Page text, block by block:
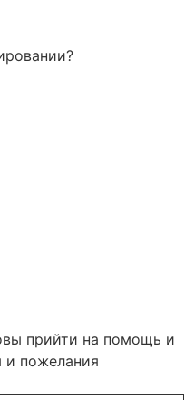
прийти на помощь и
и пожелания